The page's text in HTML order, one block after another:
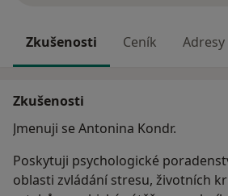
Zkušenosti Ceník Adresy
Zkušenosti
Jmenuji se Antonina Kondr.
Poskytuji psychologické
oblasti zvládání stresu, životních